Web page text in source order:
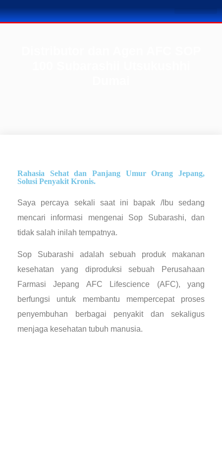
Rahasia Sehat dan Panjang Umur Orang Jepang,
Solusi Penyakit Kronis.
Saya percaya sekali saat ini bapak /Ibu sedang
mencari informasi mengenai Sop Subarashi, dan
tidak salah inilah tempatnya.
Sop Subarashi adalah sebuah produk makanan
kesehatan yang diproduksi sebuah Perusahaan
Farmasi Jepang AFC Lifescience (AFC), yang
berfungsi untuk membantu mempercepat proses
penyembuhan berbagai penyakit dan sekaligus
menjaga kesehatan tubuh manusia.